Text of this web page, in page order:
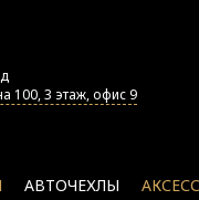
100, 3 этаж, офис 9
АВТОЧЕХЛЫ